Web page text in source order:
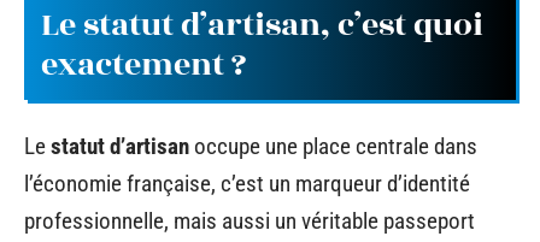
Le statut d’artisan, c’est quoi
exactement ?
Lestatut d’artisan occupe une place centrale dans
l’économie française, c’est un marqueur d’identité
professionnelle, mais aussi un véritable passeport